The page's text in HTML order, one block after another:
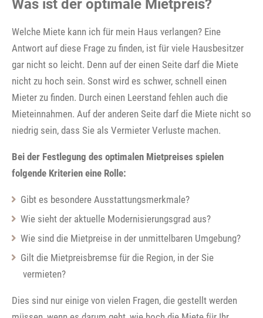
Was ist der optimale Mietpreis?
Welche Miete kann ich für mein Haus verlangen? Eine
Antwort auf diese Frage zu finden, ist für viele Hausbesitzer
gar nicht so leicht. Denn auf der einen Seite darf die Miete
nicht zu hoch sein. Sonst wird es schwer, schnell einen
Mieter zu finden. Durch einen Leerstand fehlen auch die
Mieteinnahmen. Auf der anderen Seite darf die Miete nicht so
niedrig sein, dass Sie als Vermieter Verluste machen.
Bei der Festlegung des optimalen Mietpreises spielen
folgende Kriterien eine Rolle:
Gibt es besondere Ausstattungsmerkmale?
Wie sieht der aktuelle Modernisierungsgrad aus?
Wie sind die Mietpreise in der unmittelbaren Umgebung?
Gilt die Mietpreisbremse für die Region, in der Sie
vermieten?
Dies sind nur einige von vielen Fragen, die gestellt werden